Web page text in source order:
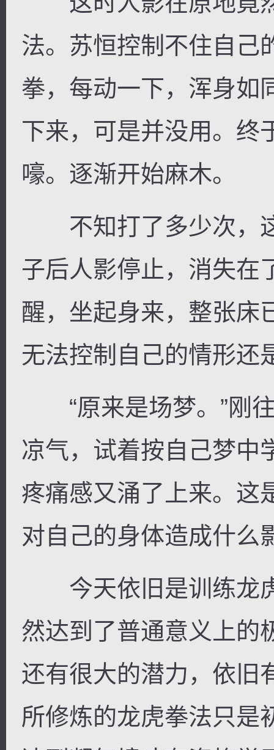
法。苏恒控制不住自己
拳，每动一下，浑身如
下来，可是并没用。终
嚎。逐渐开始麻木。
不知打了多少次，
子后人影停止，消失在
醒，坐起身来，整张床
无法控制自己的情形还
“原来是场梦。”刚往
凉气，试着按自己梦中
疼痛感又涌了上来。这
对自己的身体造成什么
今天依旧是训练龙
然达到了普通意义上的
还有很大的潜力，依旧
所修炼的龙虎拳法只是